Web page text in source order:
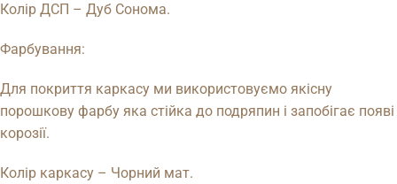
Колір ДСП – Дуб Сонома.
Фарбування:
Для покриття каркасу ми використовуємо якісну
порошкову фарбу яка стійка до подряпин і запобігає появі
корозії.
Колір каркасу – Чорний мат.